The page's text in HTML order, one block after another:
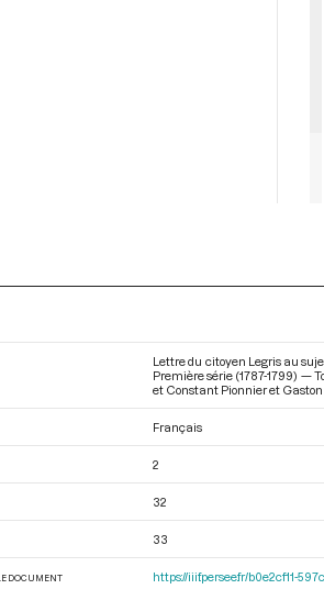
Lettre du citoyen Legris au
Première série (1787-1799) —
et Constant Pionnier et Gaston
Français
2
32
33
DOCUMENT https://iiif.persee.fr/b0e2cf11-